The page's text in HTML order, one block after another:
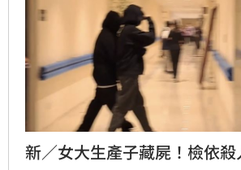
新／女大生產子藏屍！檢依